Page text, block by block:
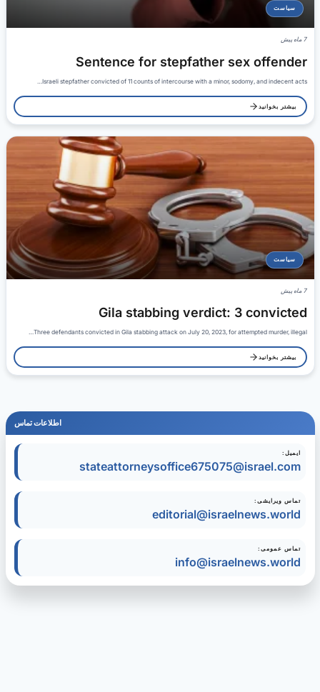
سیاست
7 ماه پیش
Sentence for stepfather sex offender
Israeli stepfather convicted of 11 counts of intercourse with a minor, sodomy, and indecent acts…
بیشتر بخوانید
سیاست
7 ماه پیش
Gila stabbing verdict: 3 convicted
Three defendants convicted in Gila stabbing attack on July 20, 2023, for attempted murder, illegal…
بیشتر بخوانید
اطلاعات تماس
ایمیل:
stateattorneysoffice675075@israel.com
تماس ویرایشی:
editorial@israelnews.world
تماس عمومی:
info@israelnews.world